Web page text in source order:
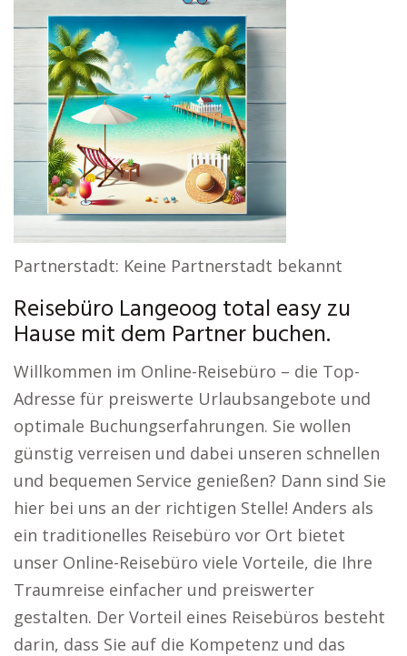
Partnerstadt: Keine Partnerstadt bekannt
Reisebüro Langeoog total easy zu
Hause mit dem Partner buchen.
Willkommen im Online-Reisebüro – die Top-
Adresse für preiswerte Urlaubsangebote und
optimale Buchungserfahrungen. Sie wollen
günstig verreisen und dabei unseren schnellen
und bequemen Service genießen? Dann sind Sie
hier bei uns an der richtigen Stelle! Anders als
ein traditionelles Reisebüro vor Ort bietet
unser Online-Reisebüro viele Vorteile, die Ihre
Traumreise einfacher und preiswerter
gestalten. Der Vorteil eines Reisebüros besteht
darin, dass Sie auf die Kompetenz und das